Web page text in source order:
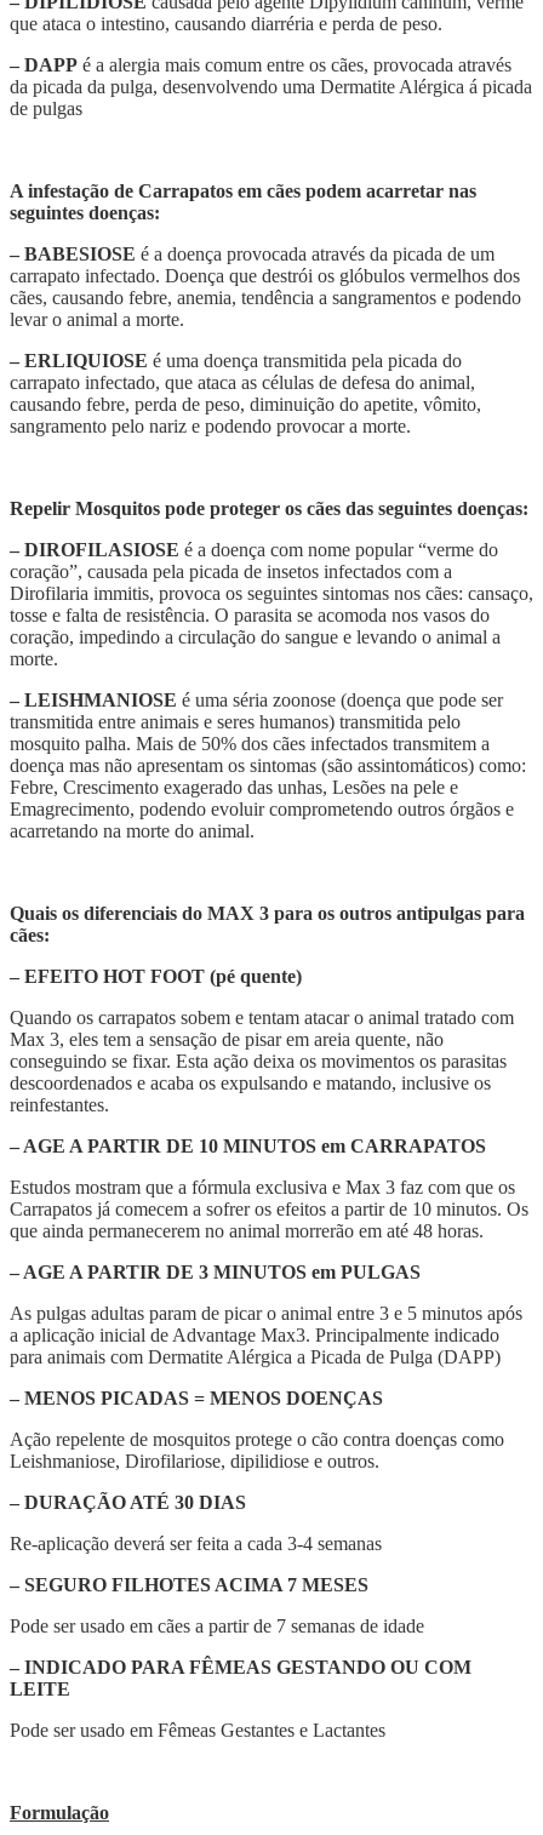
que ataca o intestino, causando diarréria e perda de peso.
– DAPP é a alergia mais comum entre os cães, provocada através
da picada da pulga, desenvolvendo uma Dermatite Alérgica á picada
de pulgas
A infestação de Carrapatos em cães podem acarretar nas
seguintes doenças:
– BABESIOSE é a doença provocada através da picada de um
carrapato infectado. Doença que destrói os glóbulos vermelhos dos
cães, causando febre, anemia, tendência a sangramentos e podendo
levar o animal a morte.
– ERLIQUIOSE é uma doença transmitida pela picada do
carrapato infectado, que ataca as células de defesa do animal,
causando febre, perda de peso, diminuição do apetite, vômito,
sangramento pelo nariz e podendo provocar a morte.
Repelir Mosquitos pode proteger os cães das seguintes doenças:
– DIROFILASIOSE é a doença com nome popular “verme do
coração”, causada pela picada de insetos infectados com a
Dirofilaria immitis, provoca os seguintes sintomas nos cães: cansaço,
tosse e falta de resistência. O parasita se acomoda nos vasos do
coração, impedindo a circulação do sangue e levando o animal a
morte.
– LEISHMANIOSE é uma séria zoonose (doença que pode ser
transmitida entre animais e seres humanos) transmitida pelo
mosquito palha. Mais de 50% dos cães infectados transmitem a
doença mas não apresentam os sintomas (são assintomáticos) como:
Febre, Crescimento exagerado das unhas, Lesões na pele e
Emagrecimento, podendo evoluir comprometendo outros órgãos e
acarretando na morte do animal.
Quais os diferenciais do MAX 3 para os outros antipulgas para
cães:
– EFEITO HOT FOOT (pé quente)
Quando os carrapatos sobem e tentam atacar o animal tratado com
Max 3, eles tem a sensação de pisar em areia quente, não
conseguindo se fixar. Esta ação deixa os movimentos os parasitas
descoordenados e acaba os expulsando e matando, inclusive os
reinfestantes.
– AGE A PARTIR DE 10 MINUTOS em CARRAPATOS
Estudos mostram que a fórmula exclusiva e Max 3 faz com que os
Carrapatos já comecem a sofrer os efeitos a partir de 10 minutos. Os
que ainda permanecerem no animal morrerão em até 48 horas.
– AGE A PARTIR DE 3 MINUTOS em PULGAS
As pulgas adultas param de picar o animal entre 3 e 5 minutos após
a aplicação inicial de Advantage Max3. Principalmente indicado
para animais com Dermatite Alérgica a Picada de Pulga (DAPP)
– MENOS PICADAS = MENOS DOENÇAS
Ação repelente de mosquitos protege o cão contra doenças como
Leishmaniose, Dirofilariose, dipilidiose e outros.
– DURAÇÃO ATÉ 30 DIAS
Re-aplicação deverá ser feita a cada 3-4 semanas
– SEGURO FILHOTES ACIMA 7 MESES
Pode ser usado em cães a partir de 7 semanas de idade
– INDICADO PARA FÊMEAS GESTANDO OU COM
LEITE
Pode ser usado em Fêmeas Gestantes e Lactantes
Formulação